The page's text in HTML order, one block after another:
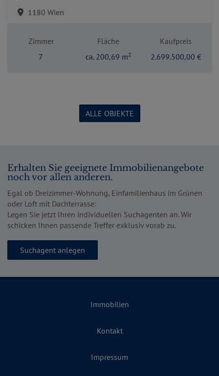
1180 Wien
Zimmer
7
Fläche
ca. 200,69 m2
Kaufpreis
2.699.500,00 €
ALLE OBJEKTE
Erhalten Sie geeignete Immobilienangebote
noch vor allen anderen.
Egal ob Dreizimmer-Wohnung, Einfamilienhaus im Grünen
oder Loft mit Dachterrasse:
Legen Sie jetzt Ihren individuellen Suchagenten an. Wir
schicken Ihnen passende Treffer exklusiv vorab zu.
Suchagent anlegen
Immobilien
Kontakt
Impressum